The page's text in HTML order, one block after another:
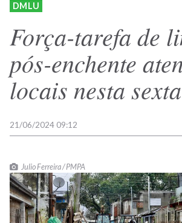
DMLU
Força-tarefa de
pós-enchente
locais nesta
21/06/2024 09:12
Julio Ferreira / PMPA